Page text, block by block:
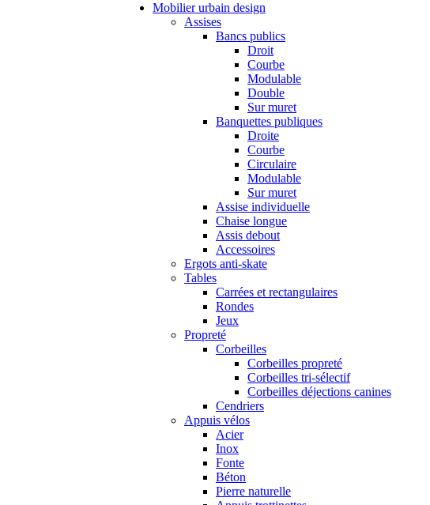
Mobilier urbain design
Assises
Bancs publics
Droit
Courbe
Modulable
Double
Sur muret
Banquettes publiques
Droite
Courbe
Circulaire
Modulable
Sur muret
Assise individuelle
Chaise longue
Assis debout
Accessoires
Ergots anti-skate
Tables
Carrées et rectangulaires
Rondes
Jeux
Propreté
Corbeilles
Corbeilles propreté
Corbeilles tri-sélectif
Corbeilles déjections canines
Cendriers
Appuis vélos
Acier
Inox
Fonte
Béton
Pierre naturelle